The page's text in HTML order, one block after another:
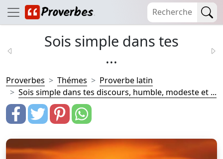
Sois simple dans tes
...
Proverbes Thémes
Proverbe latin
Sois simple dans tes discours, humble, modeste et ...